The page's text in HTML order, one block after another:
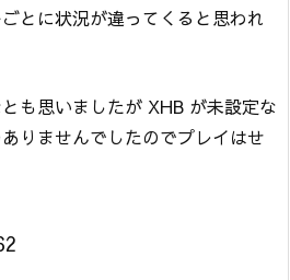
とに状況が違ってくると思われ
も思いましたが XHB が未設定な
りませんでしたのでプレイはせ